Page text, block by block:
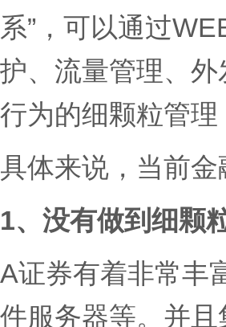
系”，可以通过
护、流量管理、
行为的细颗粒管理
具体来说，当前
1、没有做到细颗
A证券有着非常丰
件服务器等。并